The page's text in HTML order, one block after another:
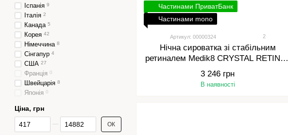
Частинами ПриватБанк
Частинами mono
Артикул: 00000324 2
Нічна сироватка зі стабільним
ретиналем Medik8 CRYSTAL RETINAL
3 30 ml
3 246 грн
В наявності
Іспанія 9
Італія 2
Канада 5
Корея 42
Німеччина 8
Сінгапур 4
США 27
Франція 0
Швейцарія 8
Японія 0
Ціна, грн
Від Ціна, грн
До Ціна, грн ОК